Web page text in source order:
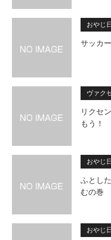
おやじ
サッカ
ヴァク
リクセ
もう！
おやじ
ふとし
むの巻
おやじ